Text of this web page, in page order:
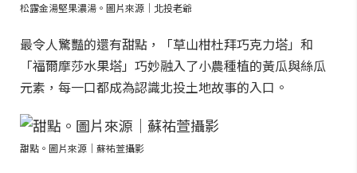
松露金湯堅果濃湯。圖片來源｜北投老爺
最令人驚豔的還有甜點，「草山柑杜拜巧克力塔」和
「福爾摩莎水果塔」巧妙融入了小農種植的黃瓜與絲瓜
元素，每一口都成為認識北投土地故事的入口。
甜點。圖片來源｜蘇祐萱攝影